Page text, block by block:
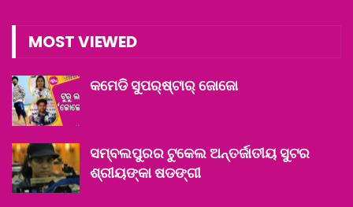
MOST VIEWED
କମେଡି ସୁପର୍‌ଷ୍ଟାର୍ ଜୋଜୋ
ସମ୍ବଲପୁରର ଟୁକେଲ ଅନ୍ତର୍ଜାତୀୟ ସୁଟର
ଶ୍ରୀୟଙ୍କା ଷଡଙ୍ଗୀ